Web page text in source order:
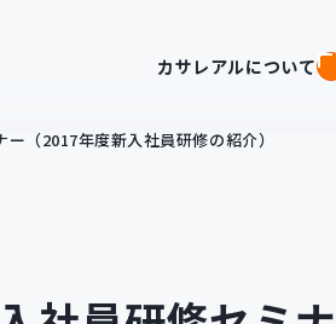
カサレアルについて
（2017年度新入社員研修の紹介）